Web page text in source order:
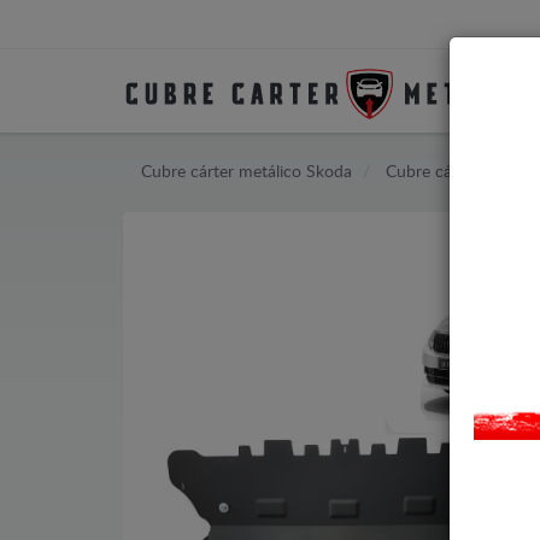
Cubre cárter metálico Skoda Cubre cárter